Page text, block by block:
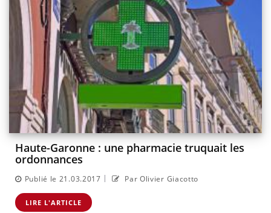
Haute-Garonne : une pharmacie truquait les
ordonnances
Publié le 21.03.2017 | Par Olivier Giacotto
LIRE L'ARTICLE